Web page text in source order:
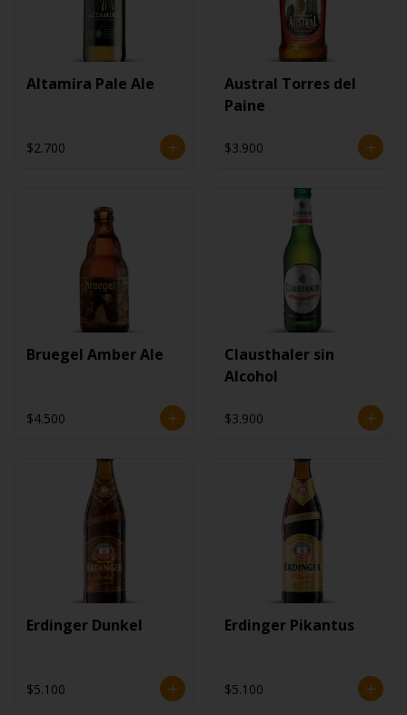
Altamira Pale Ale
$2.700
Austral Torres del
Paine
$3.900
Bruegel Amber Ale
$4.500
Clausthaler sin
Alcohol
$3.900
Erdinger Dunkel
$5.100
Erdinger Pikantus
$5.100